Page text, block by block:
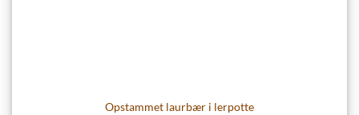
Opstammet laurbær i lerpotte